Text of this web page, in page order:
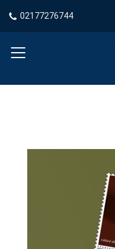
02177276744